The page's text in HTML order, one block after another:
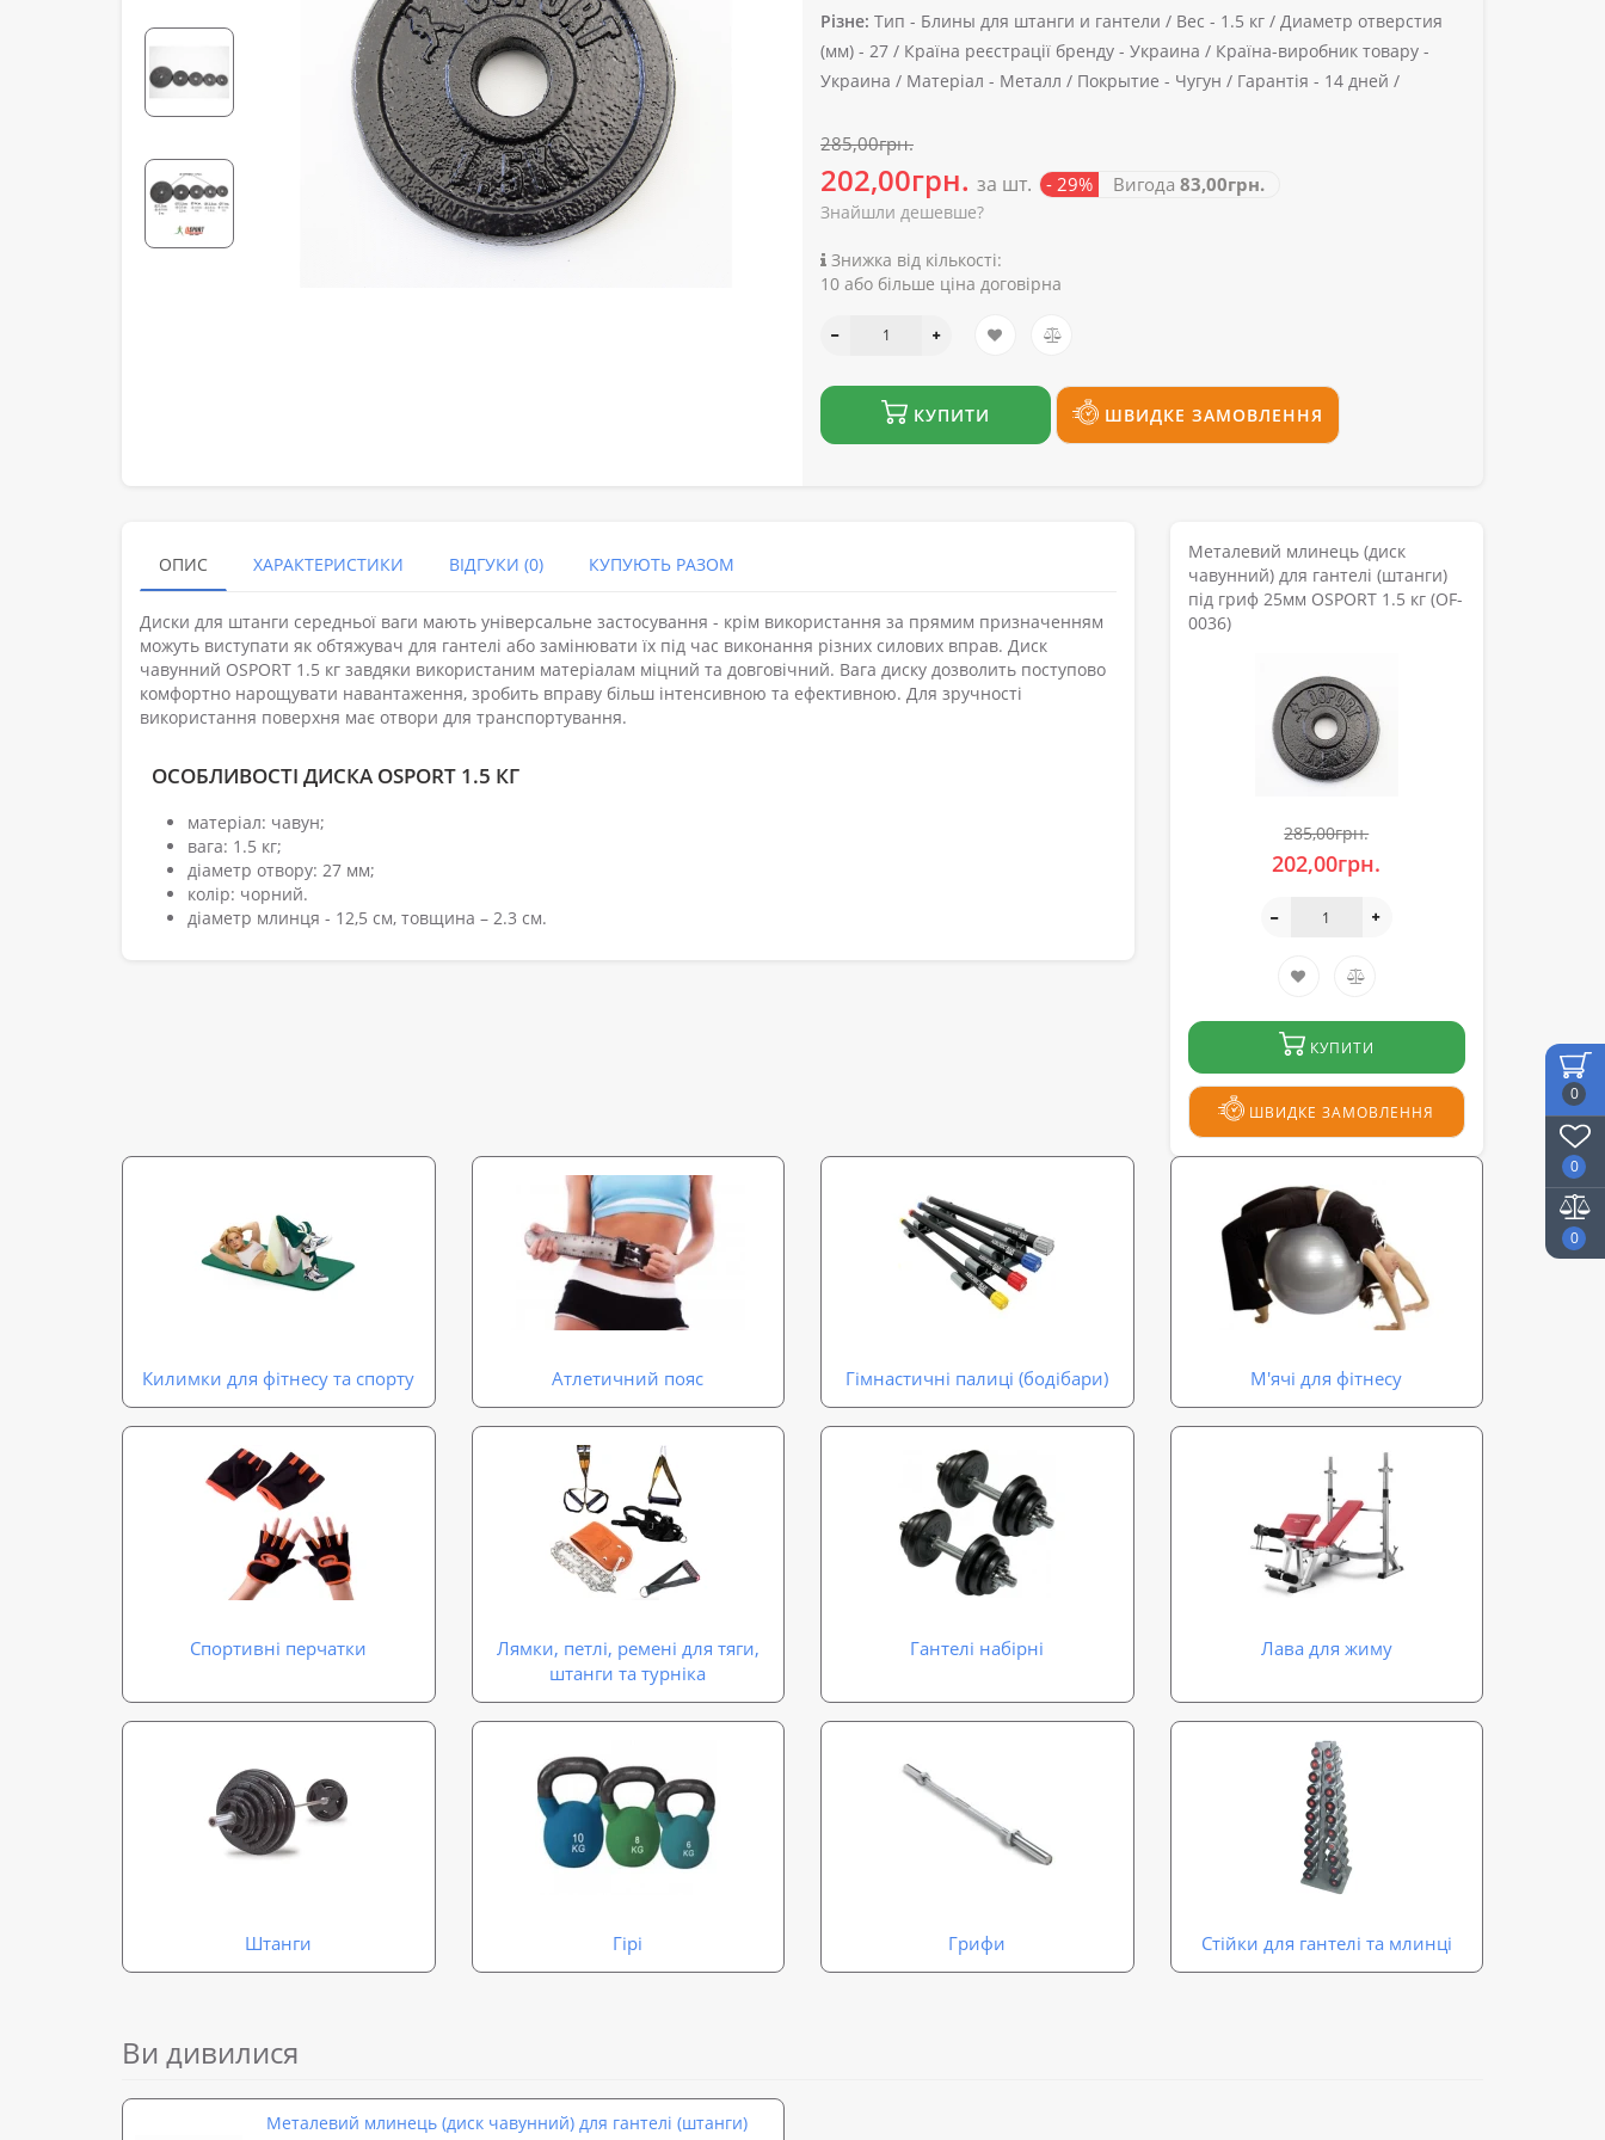
0
0
0
Різне: Тип - Блины для штанги и гантели / Вес - 1.5 кг / Диаметр отверстия
(мм) - 27 / Країна реєстрації бренду - Украина / Країна-виробник товару -
Украина / Матеріал - Металл / Покрытие - Чугун / Гарантія - 14 дней /
285,00грн.
202,00грн. за шт. - 29% Вигода 83,00грн.
Знайшли дешевше?
Знижка від кількості:
10 або більше ціна договірна
КУПИТИ ШВИДКЕ ЗАМОВЛЕННЯ
ОПИС ХАРАКТЕРИСТИКИ ВІДГУКИ (0) КУПУЮТЬ РАЗОМ
Диски для штанги середньої ваги мають універсальне застосування - крім використання за прямим призначенням
можуть виступати як обтяжувач для гантелі або замінювати їх під час виконання різних силових вправ. Диск
чавунний OSPORT 1.5 кг завдяки використаним матеріалам міцний та довговічний. Вага диску дозволить поступово
комфортно нарощувати навантаження, зробить вправу більш інтенсивною та ефективною. Для зручності
використання поверхня має отвори для транспортування.
ОСОБЛИВОСТІ ДИСКА OSPORT 1.5 КГ
матеріал: чавун;
вага: 1.5 кг;
діаметр отвору: 27 мм;
колір: чорний.
діаметр млинця - 12,5 см, товщина – 2.3 см.
Металевий млинець (диск
чавунний) для гантелі (штанги)
під гриф 25мм OSPORT 1.5 кг (OF-
0036)
285,00грн.
202,00грн.
КУПИТИ
ШВИДКЕ ЗАМОВЛЕННЯ
Килимки для фітнесу та спорту Атлетичний пояс Гімнастичні палиці (бодібари) М'ячі для фітнесу
Спортивні перчатки
Лямки, петлі, ремені для тяги,
штанги та турніка
Гантелі набірні Лава для жиму
Штанги Гірі Грифи Стійки для гантелі та млинці
Ви дивилися
Металевий млинець (диск чавунний) для гантелі (штанги)